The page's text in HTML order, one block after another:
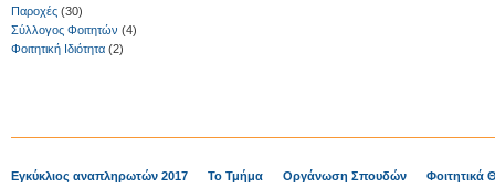
Παροχές (30)
Σύλλογος Φοιτητών (4)
Φοιτητική Ιδιότητα (2)
Εγκύκλιος αναπληρωτών 2017 Το Τμήμα Οργάνωση Σπουδών
Φοιτητικά